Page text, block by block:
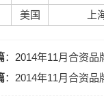
美国 上
： 2014年11月合资品
： 2014年11月合资